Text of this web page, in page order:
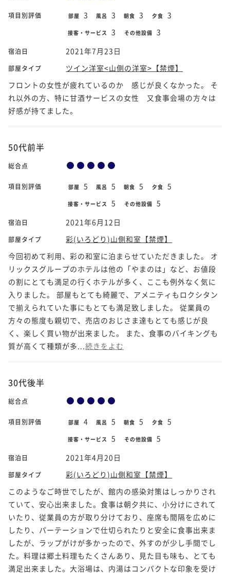
項目別評価 部屋 3 風呂 3 朝食 3 夕食 3
接客・サービス 3 その他設備 3
宿泊日 2021年7月23日
部屋タイプ
ツイン洋室<山側の洋室>【禁煙】
フロントの女性が疲れているのか 感じが良くなかった。 そ
れ以外の方、特に甘酒サービスの女性 又食事会場の方々は
好感が持てました。
50代前半
総合点
項目別評価 部屋 5 風呂 5 朝食 5 夕食 5
接客・サービス 5 その他設備 5
宿泊日 2021年6月12日
部屋タイプ
彩(いろどり)山側和室【禁煙】
今回初めて利用、彩の和室に泊まらせていただきました。 オ
リックスグループのホテルは他の「やまのは」など、お値段
の割にとても満足の行くホテルが多く、ここも例外なく気に
入りました。 部屋もとても綺麗で、アメニティもロクシタン
で揃えられていた事にもとても満足致しました。 従業員の
方々の態度も親切で、売店のおじさま達もとても感じが良
く、楽しく買い物が出来ました。 また、食事のバイキングも
質が高くて種類が多... 続きをよむ
30代後半
総合点
項目別評価 部屋 4 風呂 5 朝食 5 夕食 5
接客・サービス 5 その他設備 5
宿泊日 2021年4月20日
部屋タイプ
彩(いろどり)山側和室【禁煙】
このようなご時世でしたが、館内の感染対策はしっかりされ
ていて、安心出来ました。食事は朝夕共に、小分けにされて
いたり、従業員の方が取り分けており、座席も間隔を広めに
したり、パーテーションで仕切られたりと安全に食事出来ま
したが、ラップがけが多かったので、外すのが少し手間でし
た。料理は郷土料理もたくさんあり、見た目も味も、とても
満足出来ました。大浴場は、内湯はコンパクトな印象を受け